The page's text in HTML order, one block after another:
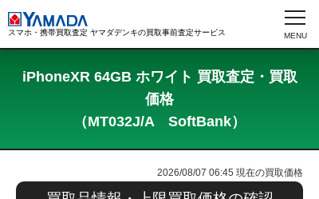
スマホ・携帯買取査定 ヤマダデンキの買取事前査定サービス
iPhoneXR 64GB ホワイト 買取査定・買取
価格
（MT032J/A SoftBank）
2026/08/07 06:45 現在の買取価格